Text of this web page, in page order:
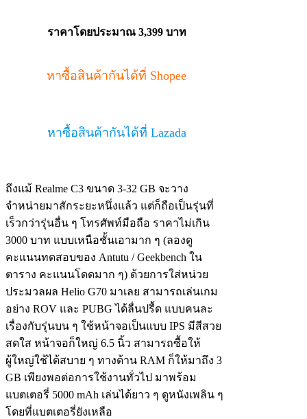
ราคาโดยประมาณ 3,399 บาท
หาซื้อสินค้ากันได้ที่ Shopee
หาซื้อสินค้ากันได้ที่ Lazada
ถึงแม้ Realme C3 ขนาด 3-32 GB จะวาง
จำหน่ายมาสักระยะหนึ่งแล้ว แต่ก็ถือเป็นรุ่นที่
เร็วกว่ารุ่นอื่น ๆ โทรศัพท์มือถือ ราคาไม่เกิน
3000 บาท แบบเหนือชั้นเอามาก ๆ (ลองดู
คะแนนทดสอบของ Antutu / Geekbench ใน
ตาราง คะแนนโดดมาก ๆ) ด้วยการใส่หน่วย
ประมวลผล Helio G70 มาเลย สามารถเล่นเกม
อย่าง ROV และ PUBG ได้ลื่นปรื้ด แบบคนละ
เรื่องกับรุ่นบน ๆ ใช้หน้าจอเป็นแบบ IPS มีสีสวย
สดใส หน้าจอก็ใหญ่ 6.5 นิ้ว สามารถซื้อให้
ผู้ใหญ่ใช้ได้สบาย ๆ ทางด้าน RAM ก็ให้มาถึง 3
GB เพียงพอต่อการใช้งานทั่วไป มาพร้อม
แบตเตอรี่ 5000 mAh เล่นได้ยาว ๆ ดูหนังเพลิน ๆ
โดยที่แบตเตอรี่ยังเหลือ